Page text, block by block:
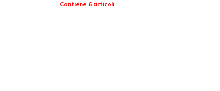
Contiene 6 articoli